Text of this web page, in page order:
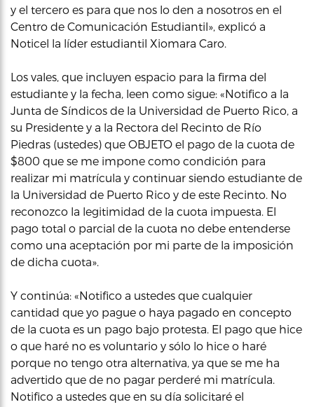
y el tercero es para que nos lo den a nosotros en el
Centro de Comunicación Estudiantil», explicó a
Noticel la líder estudiantil Xiomara Caro.
Los vales, que incluyen espacio para la firma del
estudiante y la fecha, leen como sigue: «Notifico a la
Junta de Síndicos de la Universidad de Puerto Rico, a
su Presidente y a la Rectora del Recinto de Río
Piedras (ustedes) que OBJETO el pago de la cuota de
$800 que se me impone como condición para
realizar mi matrícula y continuar siendo estudiante de
la Universidad de Puerto Rico y de este Recinto. No
reconozco la legitimidad de la cuota impuesta. El
pago total o parcial de la cuota no debe entenderse
como una aceptación por mi parte de la imposición
de dicha cuota».
Y continúa: «Notifico a ustedes que cualquier
cantidad que yo pague o haya pagado en concepto
de la cuota es un pago bajo protesta. El pago que hice
o que haré no es voluntario y sólo lo hice o haré
porque no tengo otra alternativa, ya que se me ha
advertido que de no pagar perderé mi matrícula.
Notifico a ustedes que en su día solicitaré el